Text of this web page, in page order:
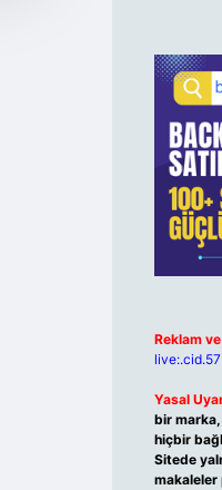
Reklam
Yasal
bir
hiçbir
Sitede
makaleler